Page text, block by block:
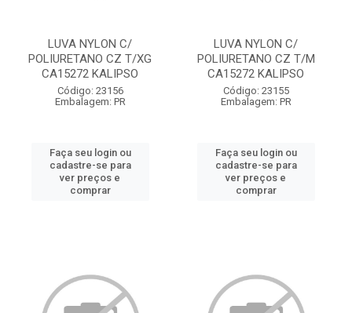
LUVA NYLON C/
POLIURETANO CZ T/XG
CA15272 KALIPSO
Código: 23156
Embalagem: PR
Faça seu login ou
cadastre-se para
ver preços e
comprar
LUVA NYLON C/
POLIURETANO CZ T/M
CA15272 KALIPSO
Código: 23155
Embalagem: PR
Faça seu login ou
cadastre-se para
ver preços e
comprar